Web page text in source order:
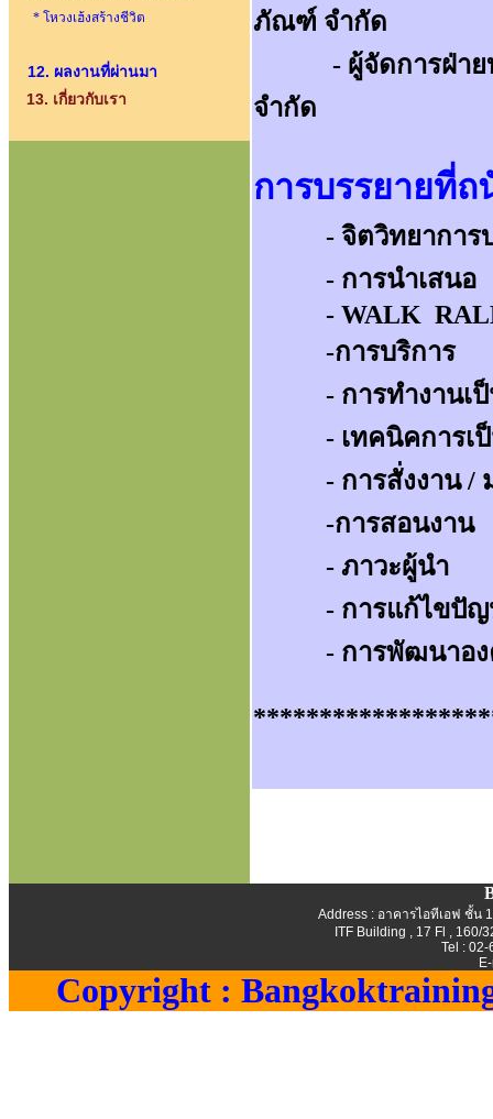
* โหวงเฮ้งสร้างชีวิต
12. ผลงานที่ผ่านมา
13. เกี่ยวกับเรา
ภัณฑ์ จำกัด
- ผู้จัดการฝ่ายบุค
จำกัด
การบรรยายที่
- จิตวิทยากา
- การนำ
- WALK
-การบริการ
- การทำงาน
- เทคนิคการเป็
- การสั่งงาน /
-การสอนงาน
- ภาว
- การแก้ไขปัญห
- การพัฒนาอง
Address : อาคารไอทีเอฟ ชั้น
ITF Building , 17 Fl , 160/
Tel :
Copyright :